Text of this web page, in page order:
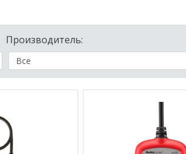
Производитель: